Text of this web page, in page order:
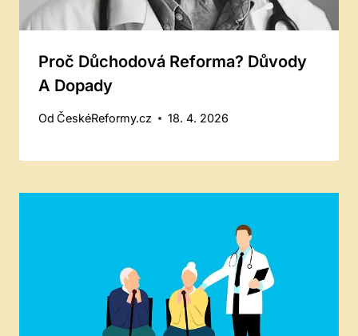
Proč Důchodová Reforma? Důvody
A Dopady
Od ČeskéReformy.cz 18. 4. 2026